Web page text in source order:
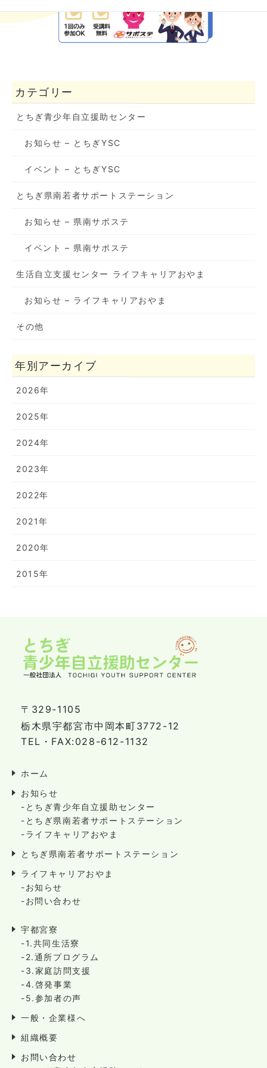
カテゴリー
とちぎ青少年自立援助センター
お知らせ – とちぎYSC
イベント – とちぎYSC
とちぎ県南若者サポートステーション
お知らせ – 県南サポステ
イベント – 県南サポステ
生活自立支援センター ライフキャリアおやま
お知らせ – ライフキャリアおやま
その他
年別アーカイブ
2026年
2025年
2024年
2023年
2022年
2021年
2020年
2015年
〒329-1105
栃木県宇都宮市中岡本町3772-12
TEL・FAX:028-612-1132
ホーム
お知らせ
-とちぎ青少年自立援助センター
-とちぎ県南若者サポートステーション
-ライフキャリアおやま
とちぎ県南若者サポートステーション
ライフキャリアおやま
-お知らせ
-お問い合わせ
宇都宮寮
-1.共同生活寮
-2.通所プログラム
-3.家庭訪問支援
-4.啓発事業
-5.参加者の声
一般・企業様へ
組織概要
お問い合わせ